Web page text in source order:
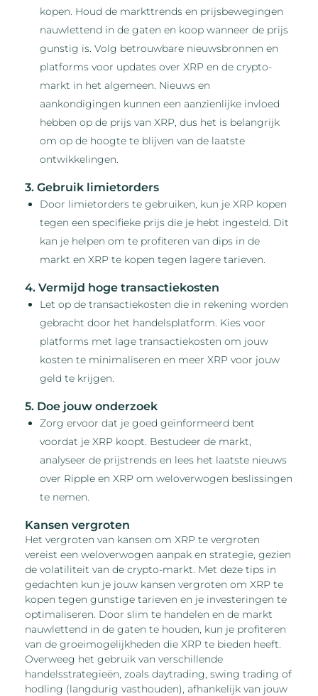
kopen. Houd de markttrends en prijsbewegingen
nauwlettend in de gaten en koop wanneer de prijs
gunstig is. Volg betrouwbare nieuwsbronnen en
platforms voor updates over XRP en de crypto-
markt in het algemeen. Nieuws en
aankondigingen kunnen een aanzienlijke invloed
hebben op de prijs van XRP, dus het is belangrijk
om op de hoogte te blijven van de laatste
ontwikkelingen.
3. Gebruik limietorders
Door limietorders te gebruiken, kun je XRP kopen
tegen een specifieke prijs die je hebt ingesteld. Dit
kan je helpen om te profiteren van dips in de
markt en XRP te kopen tegen lagere tarieven.
4. Vermijd hoge transactiekosten
Let op de transactiekosten die in rekening worden
gebracht door het handelsplatform. Kies voor
platforms met lage transactiekosten om jouw
kosten te minimaliseren en meer XRP voor jouw
geld te krijgen.
5. Doe jouw onderzoek
Zorg ervoor dat je goed geïnformeerd bent
voordat je XRP koopt. Bestudeer de markt,
analyseer de prijstrends en lees het laatste nieuws
over Ripple en XRP om weloverwogen beslissingen
te nemen.
Kansen vergroten
Het vergroten van kansen om XRP te vergroten
vereist een weloverwogen aanpak en strategie, gezien
de volatiliteit van de crypto-markt. Met deze tips in
gedachten kun je jouw kansen vergroten om XRP te
kopen tegen gunstige tarieven en je investeringen te
optimaliseren. Door slim te handelen en de markt
nauwlettend in de gaten te houden, kun je profiteren
van de groeimogelijkheden die XRP te bieden heeft.
Overweeg het gebruik van verschillende
handelsstrategieën, zoals daytrading, swing trading of
hodling (langdurig vasthouden), afhankelijk van jouw